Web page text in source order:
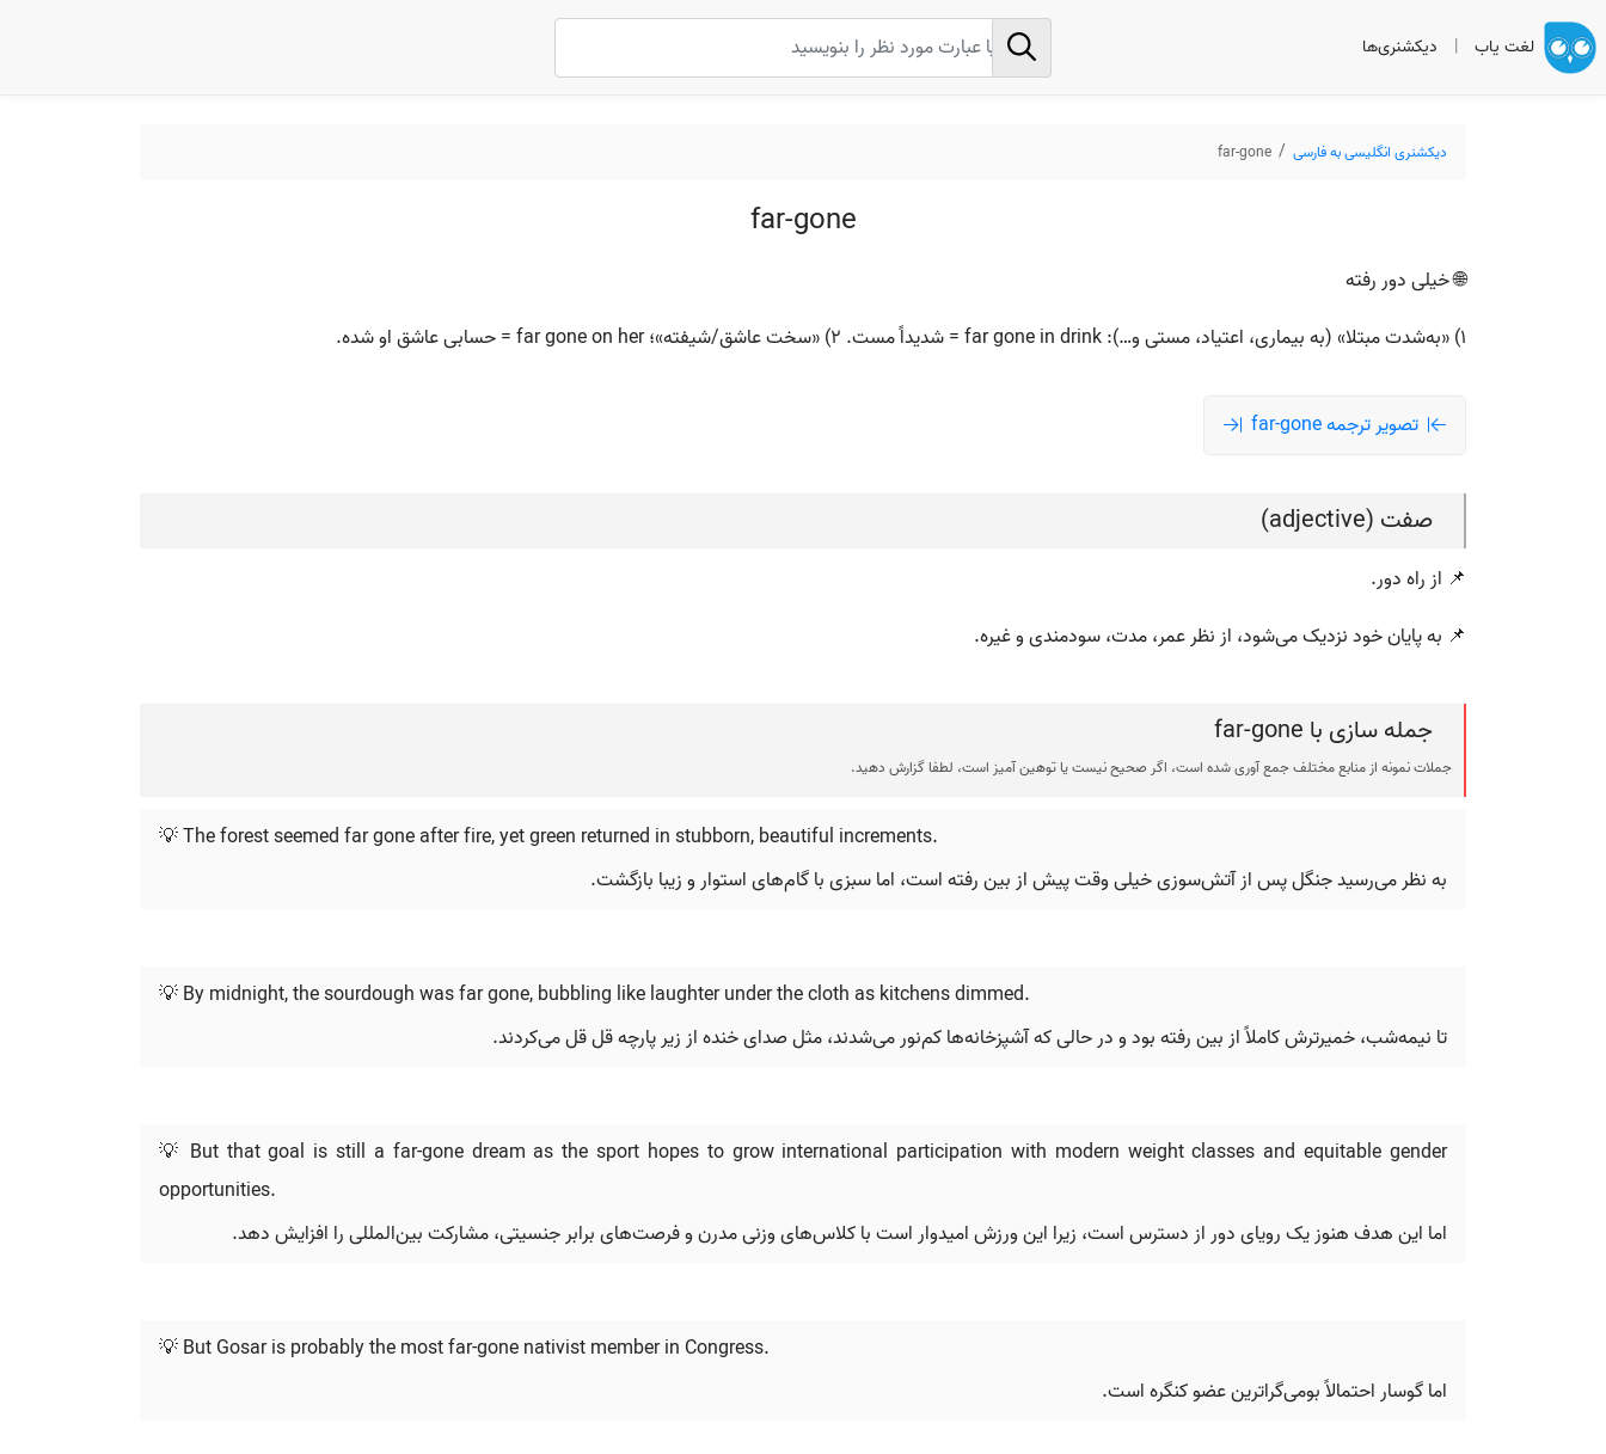
لغت یاب | دیکشنری‌ها
دیکشنری انگلیسی به فارسی far-gone
far-gone
🌐 خیلی دور رفته
۱) «به‌شدت مبتلا» (به بیماری، اعتیاد، مستی و…): far gone in drink = شدیداً مست. ۲) «سخت عاشق/شیفته»؛ far gone on her = حسابی عاشق او شده.
تصویر ترجمه far-gone
صفت (adjective)
📌 از راه دور.
📌 به پایان خود نزدیک می‌شود، از نظر عمر، مدت، سودمندی و غیره.
جمله سازی با far-gone
جملات نمونه از منابع مختلف جمع آوری شده است، اگر صحیح نیست یا توهین آمیز است، لطفا گزارش دهید.
💡 The forest seemed far gone after fire, yet green returned in stubborn, beautiful increments.
به نظر می‌رسید جنگل پس از آتش‌سوزی خیلی وقت پیش از بین رفته است، اما سبزی با گام‌های استوار و زیبا بازگشت.
💡 By midnight, the sourdough was far gone, bubbling like laughter under the cloth as kitchens dimmed.
تا نیمه‌شب، خمیرترش کاملاً از بین رفته بود و در حالی که آشپزخانه‌ها کم‌نور می‌شدند، مثل صدای خنده از زیر پارچه قل قل می‌کردند.
💡 But that goal is still a far-gone dream as the sport hopes to grow international participation with modern weight classes and equitable gender
opportunities.
اما این هدف هنوز یک رویای دور از دسترس است، زیرا این ورزش امیدوار است با کلاس‌های وزنی مدرن و فرصت‌های برابر جنسیتی، مشارکت بین‌المللی را افزایش دهد.
💡 But Gosar is probably the most far-gone nativist member in Congress.
اما گوسار احتمالاً بومی‌گراترین عضو کنگره است.